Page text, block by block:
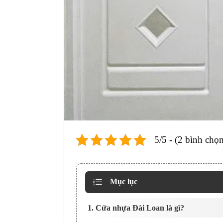
5/5 - (2 bình
Mục lục
1. Cửa nhựa Đài Loan là gì?